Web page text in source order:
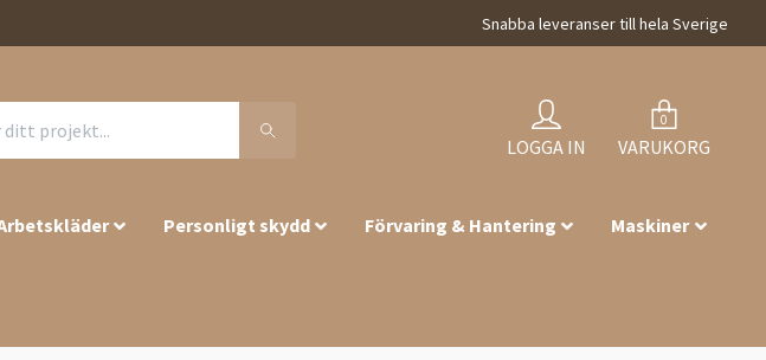
Snabba leveranser till hela Sverige
LOGGA IN
0
VARUKORG
Personligt skydd Förvaring & Hantering Maskiner